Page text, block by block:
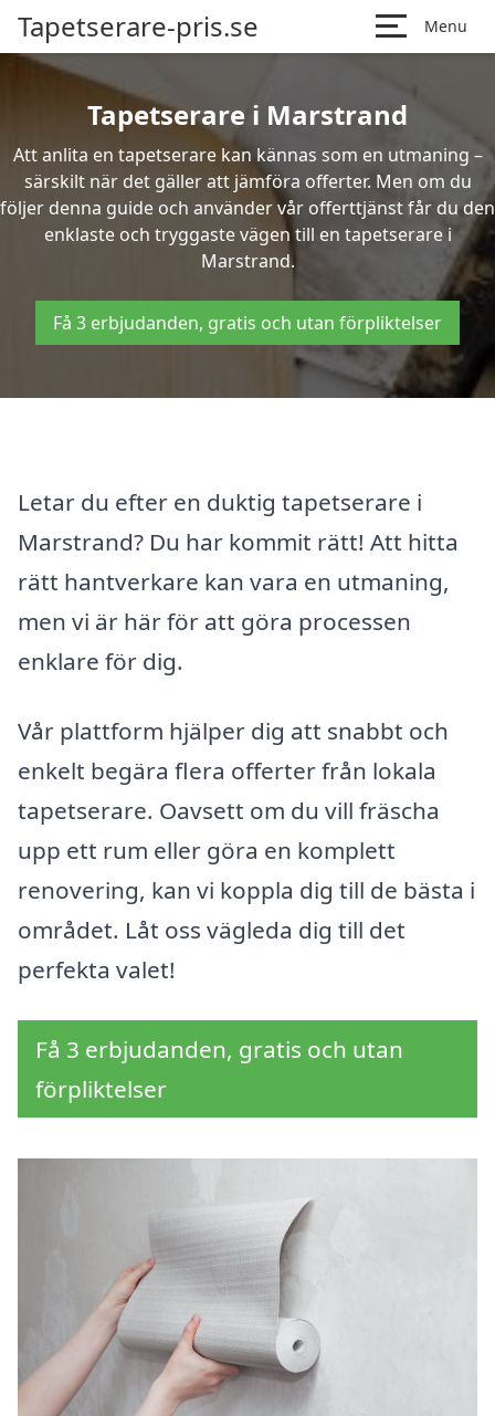
Tapetserare-pris.se Menu
Tapetserare i Marstrand
Att anlita en tapetserare kan kännas som en utmaning –
särskilt när det gäller att jämföra offerter. Men om du
följer denna guide och använder vår offerttjänst får du den
enklaste och tryggaste vägen till en tapetserare i
Marstrand.
Få 3 erbjudanden, gratis och utan förpliktelser
Letar du efter en duktig tapetserare i
Marstrand? Du har kommit rätt! Att hitta
rätt hantverkare kan vara en utmaning,
men vi är här för att göra processen
enklare för dig.
Vår plattform hjälper dig att snabbt och
enkelt begära flera offerter från lokala
tapetserare. Oavsett om du vill fräscha
upp ett rum eller göra en komplett
renovering, kan vi koppla dig till de bästa i
området. Låt oss vägleda dig till det
perfekta valet!
Få 3 erbjudanden, gratis och utan
förpliktelser